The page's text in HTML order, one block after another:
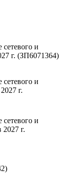
и
г. (ЗП6071364)
и
г.
и
2027 г.